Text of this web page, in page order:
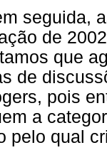
seguida,
de
que
de
pois
a
pelo qual